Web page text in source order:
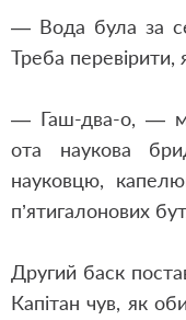
— Вода була за
Треба
— Гаш-два-о, —
ота наукова
науковцю,
п’ятигалонових
Другий баск
Капітан чув, як